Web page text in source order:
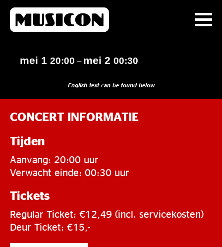
mei 1 20:00 – mei 2 00:30
English text can be found below
CONCERT INFORMATIE
Tijden
Aanvang: 20:00 uur
Verwacht einde: 00:30 uur
Tickets
Regular Ticket: €12,49 (incl. servicekosten)
Deur Ticket: €15,-